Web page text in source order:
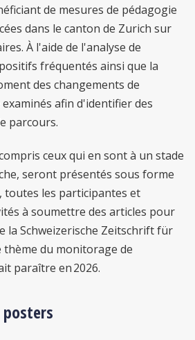
de mesures de pédagogie
dans le canton de Zurich sur
À l'aide de l'analyse de
fréquentés ainsi que la
des changements de
afin d'identifier des
parcours.
ceux qui en sont à un stade
seront présentés sous forme
toutes les participantes et
à soumettre des articles pour
la Schweizerische Zeitschrift für
du monitorage de
paraître en 2026.